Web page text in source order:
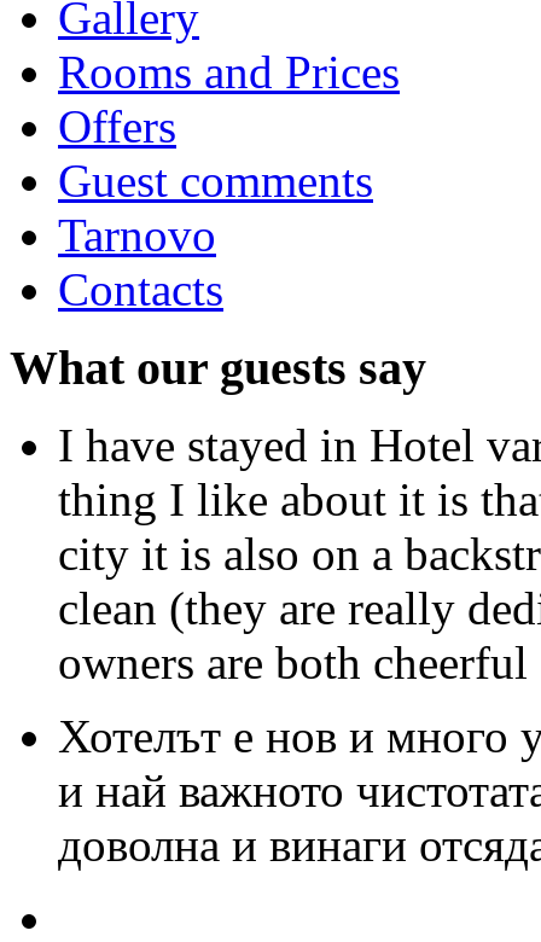
Gallery
Rooms and Prices
Offers
Guest comments
Tarnovo
Contacts
What our guests say
I have stayed in Hotel
thing I like about it is
city it is also on a
clean (they are really
owners are both
Хотелът е нов и много
и най важното
доволна и винаги